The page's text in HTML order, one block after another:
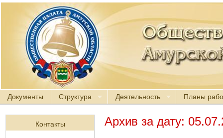
Документы Структура Деятельность Планы
Контакты Архив за дату: